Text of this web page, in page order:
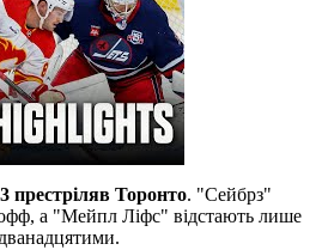
престріляв Торонто. "Сейбрз"
а "Мейпл Ліфс" відстають лише